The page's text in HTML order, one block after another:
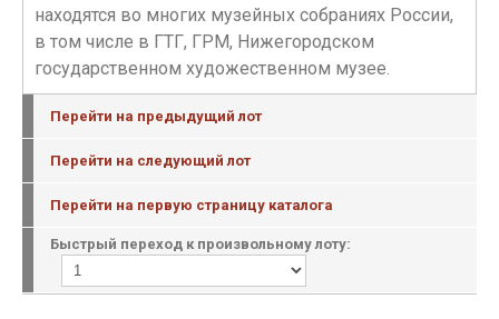
находятся во многих музейных собраниях России,
в том числе в ГТГ, ГРМ, Нижегородском
государственном художественном музее.
Перейти на предыдущий лот
Перейти на следующий лот
Перейти на первую страницу каталога
Быстрый переход к произвольному лоту: